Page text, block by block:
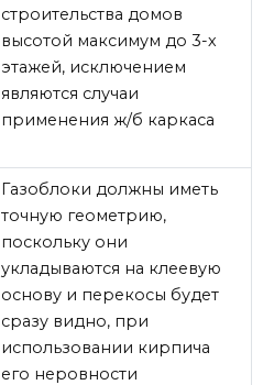
строительства домов
высотой максимум до 3-х
этажей, исключением
являются случаи
применения ж/б каркаса
Газоблоки должны иметь
точную геометрию,
поскольку они
укладываются на клеевую
основу и перекосы будет
сразу видно, при
использовании кирпича
его неровности